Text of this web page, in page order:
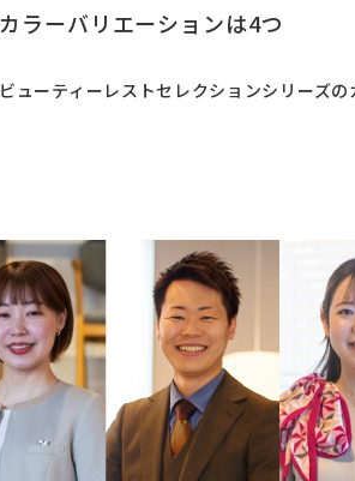
カラーバリエーションは4つ
ビューティーレストセレクションシリーズ